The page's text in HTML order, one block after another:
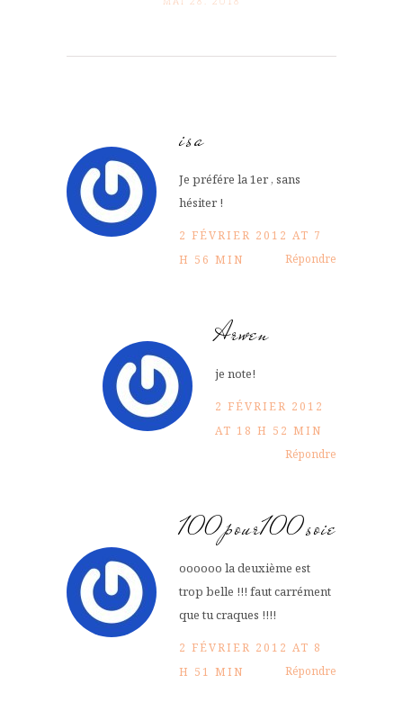
isa
Je préfére la 1er , sans
hésiter !
2 FÉVRIER 2012 AT 7
H 56 MIN
Répondre
Arwen
je note!
2 FÉVRIER 2012
AT 18 H 52 MIN
Répondre
100pour100soie
oooooo la deuxième est
trop belle !!! faut carrément
que tu craques !!!!
2 FÉVRIER 2012 AT 8
H 51 MIN
Répondre